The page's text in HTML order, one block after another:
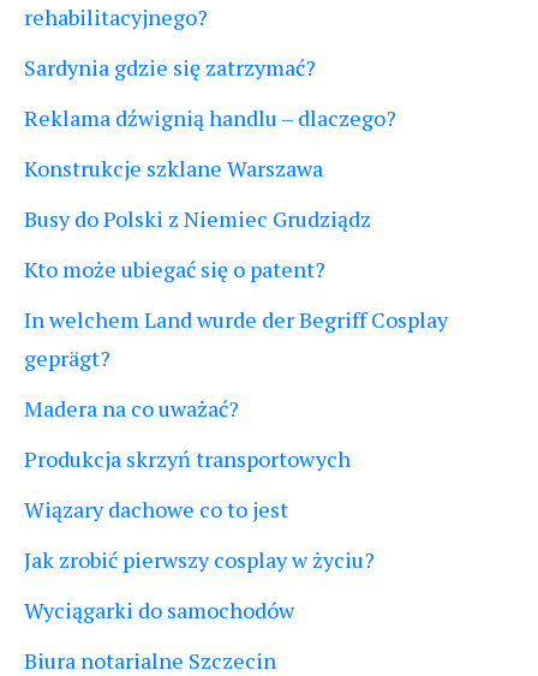
rehabilitacyjnego?
Sardynia gdzie się zatrzymać?
Reklama dźwignią handlu – dlaczego?
Konstrukcje szklane Warszawa
Busy do Polski z Niemiec Grudziądz
Kto może ubiegać się o patent?
In welchem Land wurde der Begriff Cosplay
geprägt?
Madera na co uważać?
Produkcja skrzyń transportowych
Wiązary dachowe co to jest
Jak zrobić pierwszy cosplay w życiu?
Wyciągarki do samochodów
Biura notarialne Szczecin